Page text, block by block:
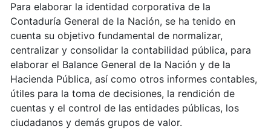
Para elaborar la identidad corporativa de la
Contaduría General de la Nación, se ha tenido en
cuenta su objetivo fundamental de normalizar,
centralizar y consolidar la contabilidad pública, para
elaborar el Balance General de la Nación y de la
Hacienda Pública, así como otros informes contables,
útiles para la toma de decisiones, la rendición de
cuentas y el control de las entidades públicas, los
ciudadanos y demás grupos de valor.